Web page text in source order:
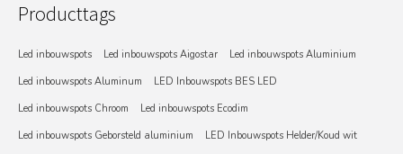
Producttags
Led inbouwspots Led inbouwspots Aigostar
Led inbouwspots Aluminium
Led inbouwspots Aluminum
LED Inbouwspots BES LED
Led inbouwspots Chroom
Led inbouwspots Ecodim
Led inbouwspots Geborsteld aluminium
LED Inbouwspots Helder/Koud wit